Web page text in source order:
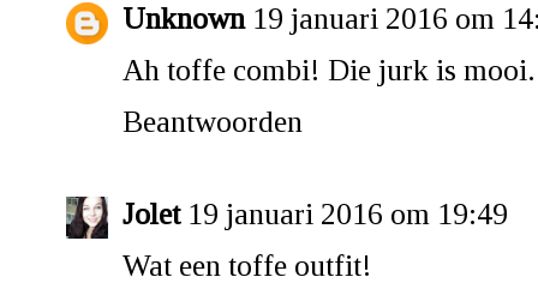
Unknown 19 januari 2016 om
Ah toffe combi! Die jurk is
Beantwoorden
Jolet 19 januari 2016 om 19:49
Wat een toffe outfit!